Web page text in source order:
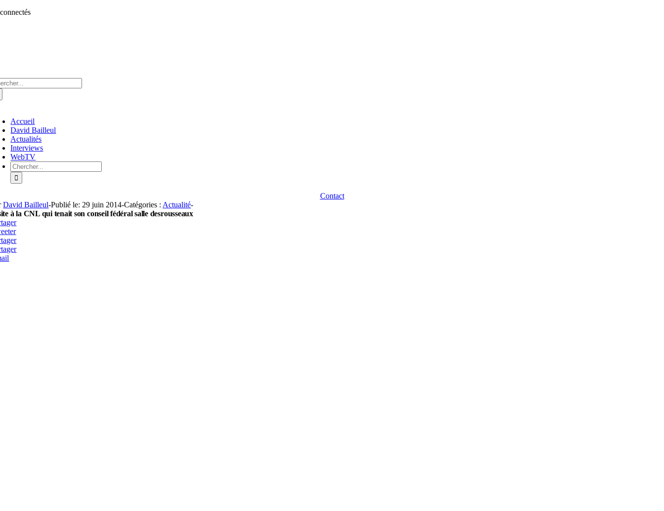
Aller
Accueil
David Bailleul
Actualités
Interviews
WebTV
Rechercher:
Contact
David Bailleul-Publié le: 29 juin 2014-Catégories : Actualité-
à la CNL qui tenait son conseil fédéral salle desrousseaux